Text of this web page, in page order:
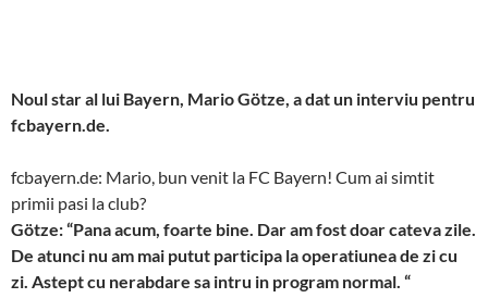
Noul star al lui Bayern, Mario Götze, a dat un interviu pentru
fcbayern.de.
fcbayern.de: Mario, bun venit la FC Bayern! Cum ai simtit
primii pasi la club?
Götze: “Pana acum, foarte bine. Dar am fost doar cateva zile.
De atunci nu am mai putut participa la operatiunea de zi cu
zi. Astept cu nerabdare sa intru in program normal. “